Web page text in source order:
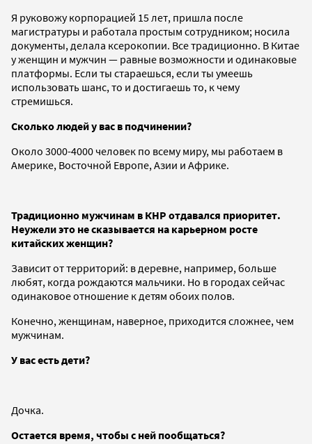
Я руковожу корпорацией 15 лет, пришла после
магистратуры и работала простым сотрудником; носила
документы, делала ксерокопии. Все традиционно. В Китае
у женщин и мужчин — равные возможности и одинаковые
платформы. Если ты стараешься, если ты умеешь
использовать шанс, то и достигаешь то, к чему
стремишься.
Сколько людей у вас в подчинении?
Около 3000-4000 человек по всему миру, мы работаем в
Америке, Восточной Европе, Азии и Африке.
Традиционно мужчинам в КНР отдавался приоритет.
Неужели это не сказывается на карьерном росте
китайских женщин?
Зависит от территорий: в деревне, например, больше
любят, когда рождаются мальчики. Но в городах сейчас
одинаковое отношение к детям обоих полов.
Конечно, женщинам, наверное, приходится сложнее, чем
мужчинам.
У вас есть дети?
Дочка.
Остается время, чтобы с ней пообщаться?